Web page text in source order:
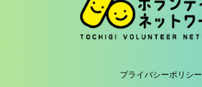
プライバシーポリシー